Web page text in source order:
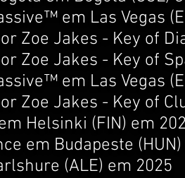
em Las Vegas
Zoe Jakes - Key of
Zoe Jakes - Key of
em Las Vegas
Zoe Jakes - Key of
Helsinki (FIN) em
em Budapeste
(ALE) em 2025